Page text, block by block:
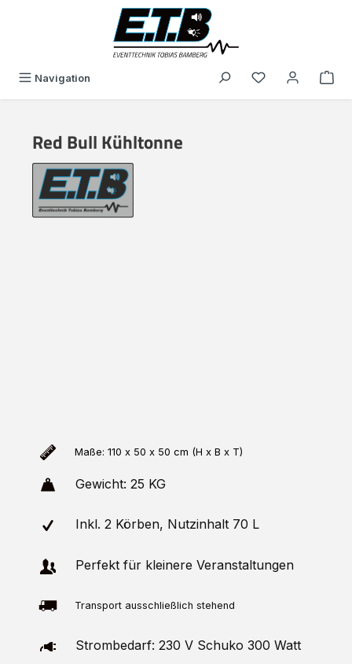
Navigation Du hast 0
Red Bull Kühltonne
Maße: 110 x 50 x 50 cm (H x B x T)
Gewicht: 25 KG
Inkl. 2 Körben, Nutzinhalt 70 L
Perfekt für kleinere Veranstaltungen
Transport ausschließlich stehend
Strombedarf: 230 V Schuko 300 Watt